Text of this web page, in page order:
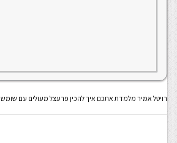
רויטל אמיר מלמדת אתכם איך להכין פרעצל מעולים עם